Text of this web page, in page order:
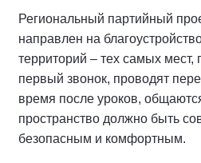
Региональный партийный
направлен на
территорий – тех самых мест,
первый звонок, проводят
время после уроков,
пространство должно быть
безопасным и комфортным.